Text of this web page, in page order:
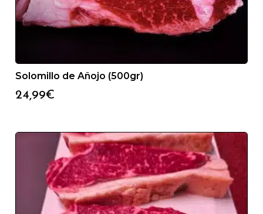
Solomillo de Añojo (500gr)
24,99€